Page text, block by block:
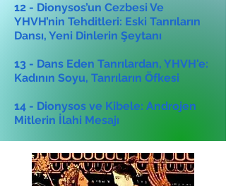
12 - Dionysos’un Cezbesi Ve
YHVH’nin Tehditleri: Eski Tanrıların
Dansı, Yeni Dinlerin Şeytanı
13 - Dans Eden Tanrılardan, YHVH'e:
Kadının Soyu, Tanrıların Öfkesi
14 - Dionysos ve Kibele: Androjen
Mitlerin İlahi Mesajı